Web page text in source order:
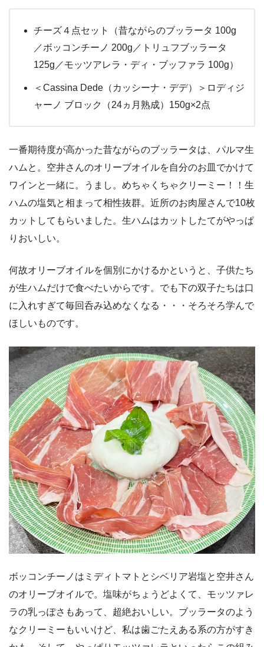
チーズ４点セット（昔ながらのブッラータ 100g
／ボッコンチーノ 200g／トリュフブッラータ
125g／モッツアレラ・ディ・ブッファラ 100g）
＜Cassina Dede（カッシーナ・デデ）＞ロディジ
ャーノ ブロック（24ヵ月熟成）150g×2点
一番期待度が高かった昔ながらのブッラータは、パルマ生
ハムと。空井さんのオリーブオイルを自分のお皿でかけて
ワインと一緒に。うまし。めちゃくちゃクリーミー！！生
ハムの塩気と相まって相性抜群。近所のお肉屋さんで10枚
カットしてもらいました。生ハムはカットしたてがやっぱ
りおいしい。
何故オリーブオイルを個別にかけるかというと、子供たち
が生ハムだけで食べたいからです。でも下の双子たちは口
に入れすぎて毎回呑み込めなくなる・・・そろそろ学んで
ほしいものです。
ボッコンチーノはミディトマトとシベリア岩塩と空井さん
のオリーブオイルで。塩味がちょうどよくて、モッツァレ
ラの乳っぽさもあって、超絶おいしい。ブッラータのよう
なクリーミーもいいけど、私は歯ごたえある系の方がすき